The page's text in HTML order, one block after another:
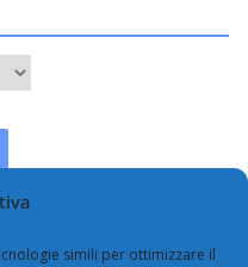
simili per ottimizzare il